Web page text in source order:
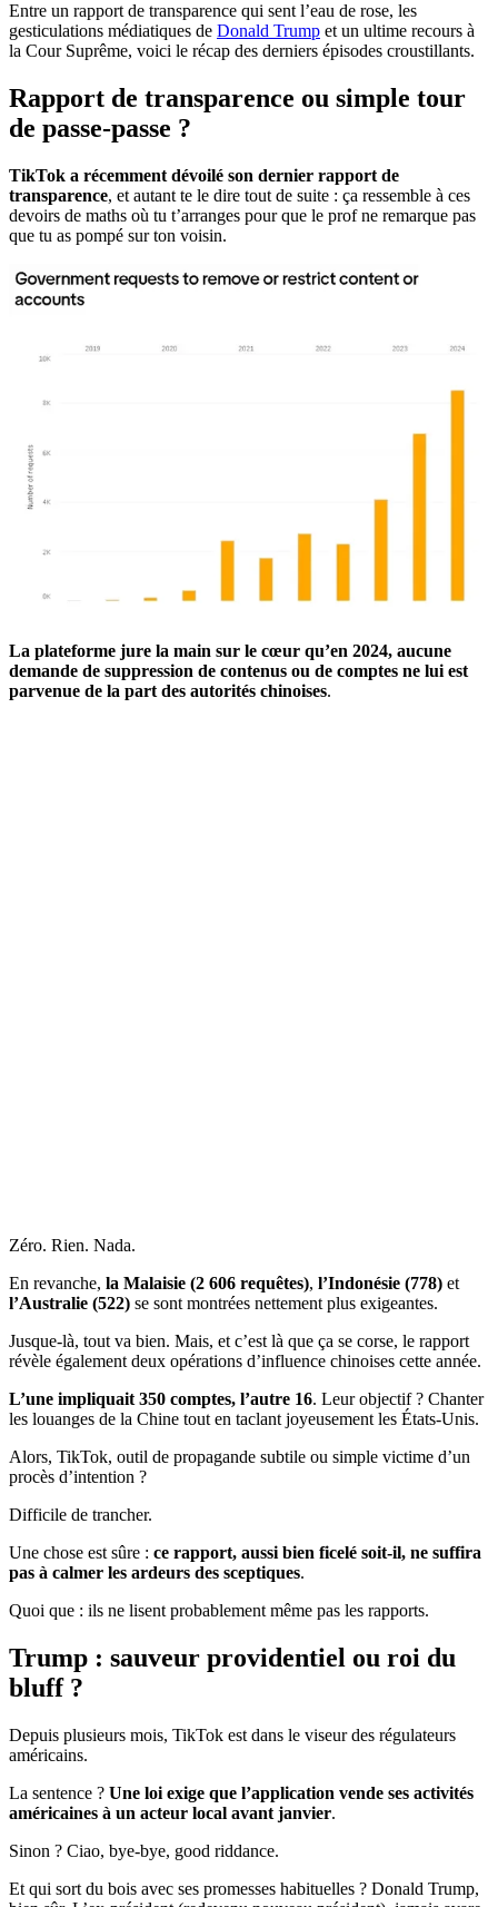
Entre un rapport de transparence qui sent l’eau de rose, les
gesticulations médiatiques de Donald Trump et un ultime recours à
la Cour Suprême, voici le récap des derniers épisodes croustillants.
Rapport de transparence ou simple tour
de passe-passe ?
TikTok a récemment dévoilé son dernier rapport de
transparence, et autant te le dire tout de suite : ça ressemble à ces
devoirs de maths où tu t’arranges pour que le prof ne remarque pas
que tu as pompé sur ton voisin.
La plateforme jure la main sur le cœur qu’en 2024, aucune
demande de suppression de contenus ou de comptes ne lui est
parvenue de la part des autorités chinoises.
Zéro. Rien. Nada.
En revanche, la Malaisie (2 606 requêtes), l’Indonésie (778) et
l’Australie (522) se sont montrées nettement plus exigeantes.
Jusque-là, tout va bien. Mais, et c’est là que ça se corse, le rapport
révèle également deux opérations d’influence chinoises cette année.
L’une impliquait 350 comptes, l’autre 16. Leur objectif ? Chanter
les louanges de la Chine tout en taclant joyeusement les États-Unis.
Alors, TikTok, outil de propagande subtile ou simple victime d’un
procès d’intention ?
Difficile de trancher.
Une chose est sûre : ce rapport, aussi bien ficelé soit-il, ne suffira
pas à calmer les ardeurs des sceptiques.
Quoi que : ils ne lisent probablement même pas les rapports.
Trump : sauveur providentiel ou roi du
bluff ?
Depuis plusieurs mois, TikTok est dans le viseur des régulateurs
américains.
La sentence ? Une loi exige que l’application vende ses activités
américaines à un acteur local avant janvier.
Sinon ? Ciao, bye-bye, good riddance.
Et qui sort du bois avec ses promesses habituelles ? Donald Trump,